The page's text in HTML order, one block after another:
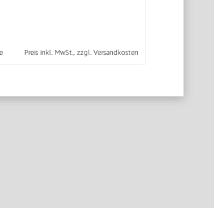
Preis inkl. MwSt., zzgl. Versandkosten